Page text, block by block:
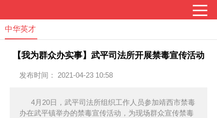
中华英才
【我为群众办实事】武平司法所开展禁毒宣传活动
发布时间： 2021-04-23 10:58
4月20日，武平司法所组织工作人员参加靖西市禁毒
办在武平镇举办的禁毒宣传活动，为现场群众宣传禁毒